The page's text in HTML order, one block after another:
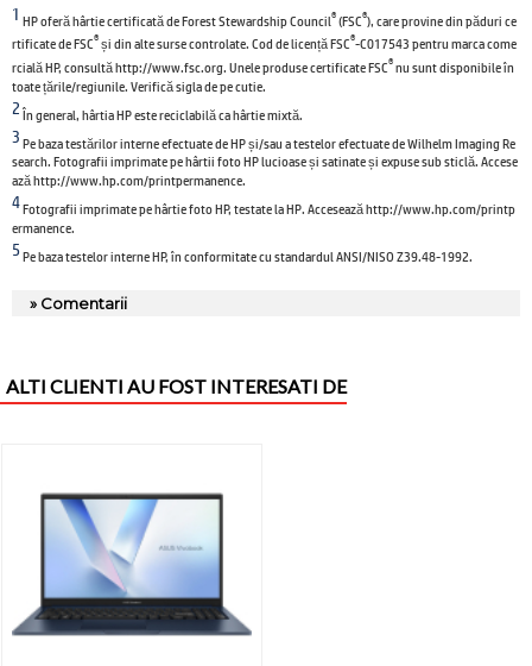
1 HP oferă hârtie certificată de Forest Stewardship Council®(FSC®), care provine din păduri ce
rtificate de FSC®și din alte surse controlate. Cod de licență FSC®-C017543 pentru marca come
rcială HP, consultă http://www.fsc.org. Unele produse certificate FSC®nu sunt disponibile în
toate țările/regiunile. Verifică sigla de pe cutie.
2În general, hârtia HP este reciclabilă ca hârtie mixtă.
3Pe baza testărilor interne efectuate de HP și/sau a testelor efectuate de Wilhelm Imaging Re
search. Fotografii imprimate pe hârtii foto HP lucioase și satinate și expuse sub sticlă. Accese
ază http://www.hp.com/printpermanence.
4Fotografii imprimate pe hârtie foto HP, testate la HP. Accesează http://www.hp.com/printp
ermanence.
5Pe baza testelor interne HP, în conformitate cu standardul ANSI/NISO Z39.48-1992.
» Comentarii
ALTI CLIENTI AU FOST INTERESATI DE